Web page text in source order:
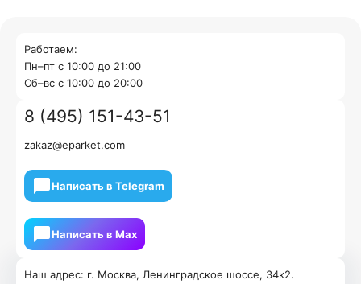
Наш адрес: г. Москва, Ленинградское шоссе, 34к2.
Работаем:
Пн–пт с 10:00 до 21:00
Cб–вс с 10:00 до 20:00
8 (495) 151-43-51
zakaz@eparket.com
Написать в Telegram
Написать в Мах